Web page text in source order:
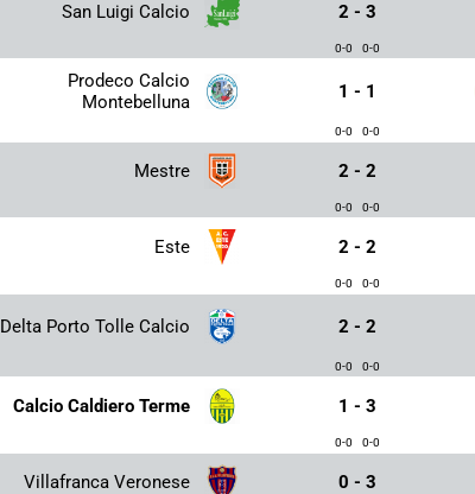
San Luigi Calcio 2 - 3
0-0 0-0
Prodeco Calcio
Montebelluna
1 - 1
0-0 0-0
Mestre 2 - 2
0-0 0-0
Este 2 - 2
0-0 0-0
Delta Porto Tolle Calcio 2 - 2
0-0 0-0
Calcio Caldiero Terme 1 - 3
0-0 0-0
Villafranca Veronese 0 - 3